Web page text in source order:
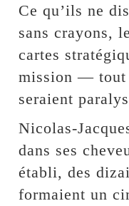
Ce qu’ils ne
sans crayons,
cartes
mission —
seraient
Nicolas-
dans ses
établi, des
formaient un